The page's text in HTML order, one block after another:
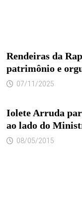
Rendeiras da
patrimônio e
07/11/2025
Iolete Arruda
ao lado do
08/05/2015